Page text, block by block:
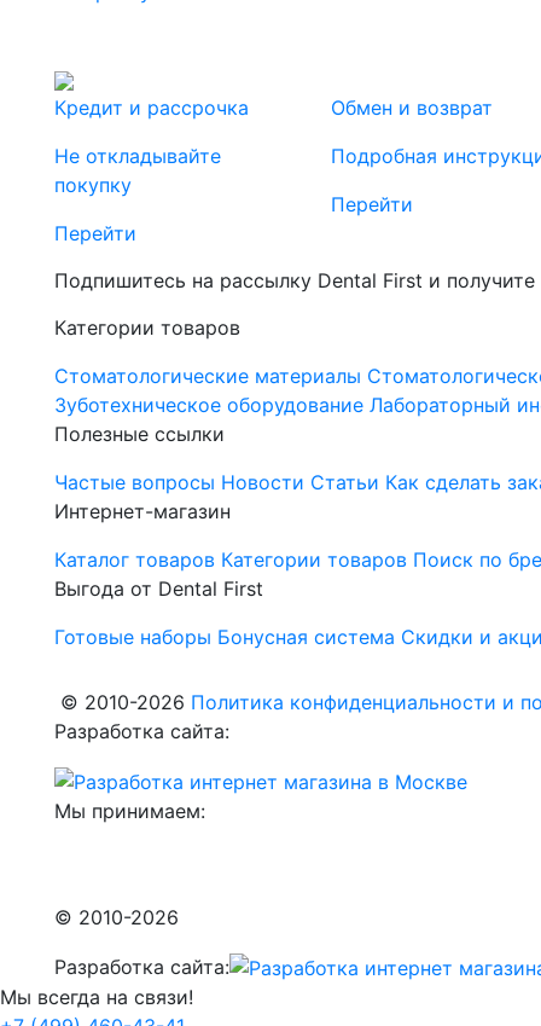
Кредит и рассрочка
Не откладывайте
покупку
Перейти
Обмен и возврат
Подробная
Перейти
Подпишитесь на рассылку Dental First и
Категории товаров
Стоматологические материалы
Зуботехническое оборудование Лабораторный
Полезные ссылки
Частые вопросы Новости Статьи Как сделать
Интернет-магазин
Каталог товаров Категории товаров Поиск по
Выгода от Dental First
Готовые наборы Бонусная система Скидки и
© 2010-2026 Политика конфиденциальности и
Разработка сайта:
Мы принимаем:
© 2010-2026
Разработка сайта:
Мы всегда на связи!